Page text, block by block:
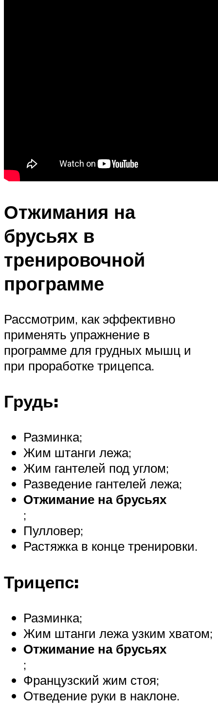
Отжимания на
брусьях в
тренировочной
программе
Рассмотрим, как эффективно
применять упражнение в
программе для грудных мышц и
при проработке трицепса.
Грудь:
Разминка;
Жим штанги лежа;
Жим гантелей под углом;
Разведение гантелей лежа;
Отжимание на брусьях
;
Пулловер;
Растяжка в конце тренировки.
Трицепс:
Разминка;
Жим штанги лежа узким хватом;
Отжимание на брусьях
;
Французский жим стоя;
Отведение руки в наклоне.